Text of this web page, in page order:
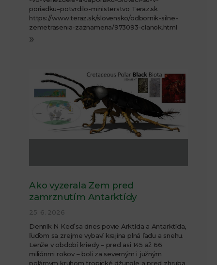
poriadku–potvrdilo-ministerstvo Teraz.sk
https://www.teraz.sk/slovensko/odbornik-silne-
zemetrasenia-zaznamena/973093-clanok.html
»
Ako vyzerala Zem pred
zamrznutím Antarktídy
25. 6. 2026
Denník N Keď sa dnes povie Arktída a Antarktída,
ľuďom sa zrejme vybaví krajina plná ľadu a snehu.
Lenže v období kriedy – pred asi 145 až 66
miliónmi rokov – boli za severným i južným
polárnym kruhom tropické džungle a pred zhruba